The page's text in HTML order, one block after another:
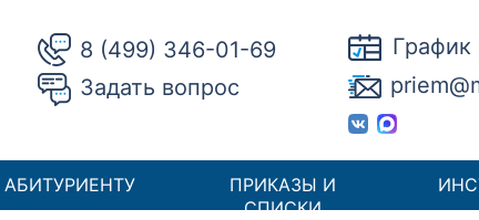
8 (499) 346-01-69
Задать вопрос
График
АБИТУРИЕНТУ
ПРИКАЗЫ И
СПИСКИ